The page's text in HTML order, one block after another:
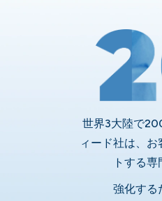
世界3大陸で
ィード社は、
トする
強化する